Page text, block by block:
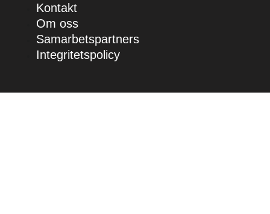
Kontakt
Om oss
Samarbetspartners
Integritetspolicy